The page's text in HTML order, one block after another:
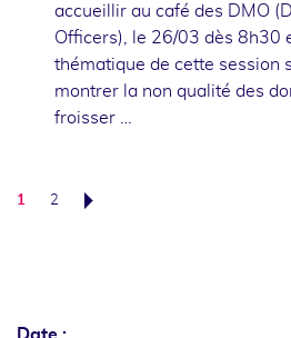
accueillir au café des DMO
Officers), le 26/03 dès 8h30
thématique de cette session
montrer la non qualité des
froisser …
1 2
Date :